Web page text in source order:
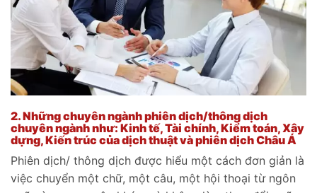
2.Những chuyên ngành phiên dịch/thông dịch
chuyên ngành như: Kinh tế, Tài chính, Kiểm toán, Xây
dựng, Kiến trúc của dịch thuật và phiên dịch Châu Á
Phiên dịch/ thông dịch được hiểu một cách đơn giản là
việc chuyển một chữ, một câu, một hội thoại từ ngôn